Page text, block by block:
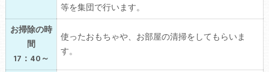
等を集団で行います。
お掃除の時
間
17：40～
使ったおもちゃや、お部屋の清掃をしてもらいま
す。